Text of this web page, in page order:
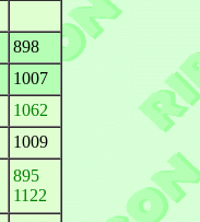
898
1007
1062
1009
895
1122